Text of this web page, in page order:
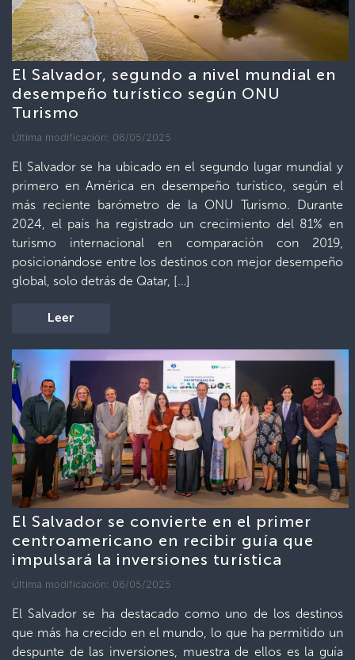
El Salvador, segundo a nivel mundial en
desempeño turístico según ONU
Turismo
Última modificación: 06/05/2025
El Salvador se ha ubicado en el segundo lugar mundial y
primero en América en desempeño turístico, según el
más reciente barómetro de la ONU Turismo. Durante
2024, el país ha registrado un crecimiento del 81% en
turismo internacional en comparación con 2019,
posicionándose entre los destinos con mejor desempeño
global, solo detrás de Qatar, […]
Leer
El Salvador se convierte en el primer
centroamericano en recibir guía que
impulsará la inversiones turística
Última modificación: 06/05/2025
El Salvador se ha destacado como uno de los destinos
que más ha crecido en el mundo, lo que ha permitido un
despunte de las inversiones, muestra de ellos es la guía